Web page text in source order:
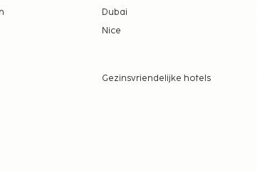
Dubai
Nice
Gezinsvriendelijke hotels